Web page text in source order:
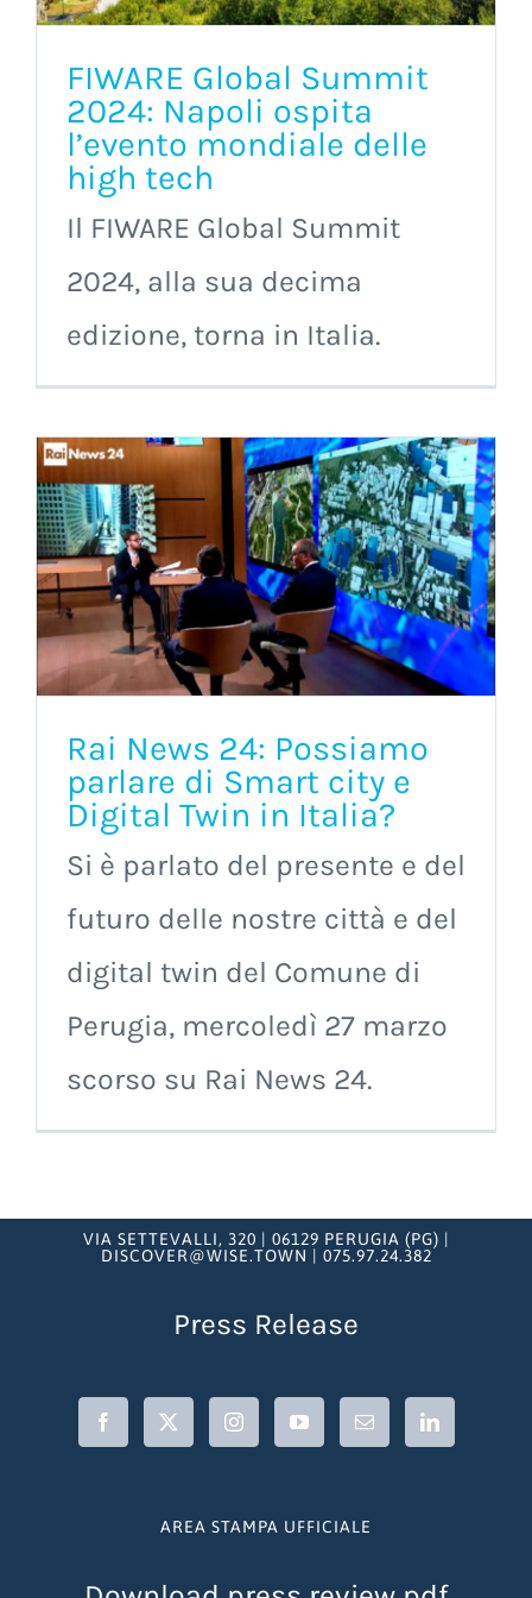
FIWARE Global Summit
2024: Napoli ospita
l’evento mondiale delle
high tech
Il FIWARE Global Summit
2024, alla sua decima
edizione, torna in Italia.
Rai News 24: Possiamo
parlare di Smart city e
Digital Twin in Italia?
Si è parlato del presente e del
futuro delle nostre città e del
digital twin del Comune di
Perugia, mercoledì 27 marzo
scorso su Rai News 24.
VIA SETTEVALLI, 320 | 06129 PERUGIA (PG) |
DISCOVER@WISE.TOWN | 075.97.24.382
Press Release
AREA STAMPA UFFICIALE